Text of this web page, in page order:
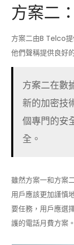
方案二
方案二由B Telco
他們聲稱提供良好
方案二在數
新的加密技
個專門的安
全。
雖然方案一和方案
用戶應該更加謹慎
要任務，用戶應選
護的電話月費方案。